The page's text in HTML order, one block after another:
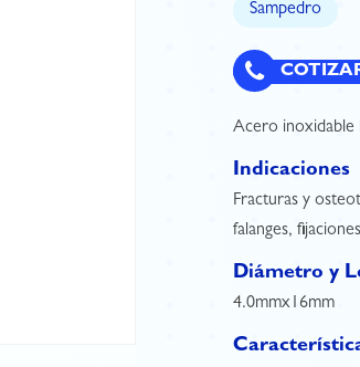
Sampedro
Acero inoxidable
Indicaciones
Fracturas y
falanges,
Diámetro y
4.0mmx16mm